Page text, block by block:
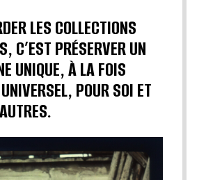
LES COLLECTIONS
C’EST PRÉSERVER UN
UNIQUE, À LA FOIS
POUR SOI ET